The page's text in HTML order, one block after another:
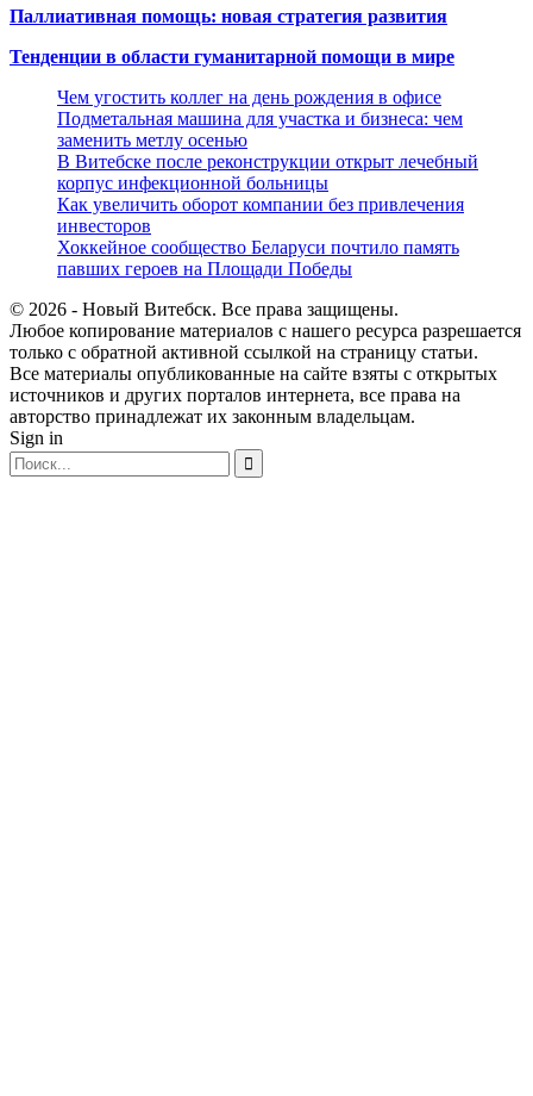
Паллиативная помощь: новая стратегия развития
Тенденции в области гуманитарной помощи в мире
Чем угостить коллег на день рождения в офисе
Подметальная машина для участка и бизнеса: чем
заменить метлу осенью
В Витебске после реконструкции открыт лечебный
корпус инфекционной больницы
Как увеличить оборот компании без привлечения
инвесторов
Хоккейное сообщество Беларуси почтило память
павших героев на Площади Победы
© 2026 - Новый Витебск. Все права защищены.
Любое копирование материалов с нашего ресурса разрешается
только с обратной активной ссылкой на страницу статьи.
Все материалы опубликованные на сайте взяты с открытых
источников и других порталов интернета, все права на
авторство принадлежат их законным владельцам.
Sign in